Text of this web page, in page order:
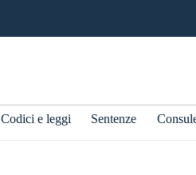
Codici e leggi Sentenze